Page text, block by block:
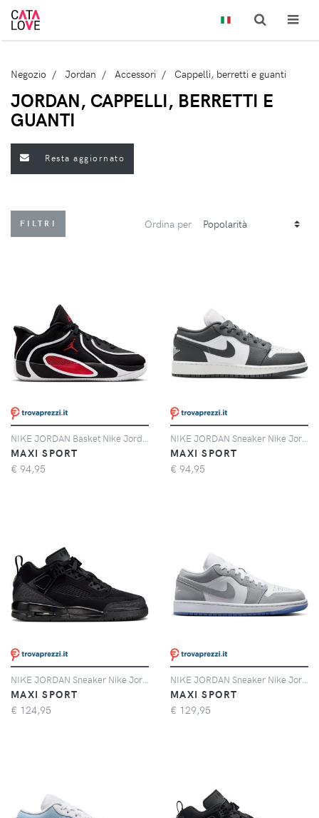
Negozio Jordan Accessori Cappelli, berretti e guanti
JORDAN, CAPPELLI, BERRETTI E
GUANTI
Resta aggiornato
FILTRI Ordina per
MAXI SPORT
€ 94,95
MAXI SPORT
€ 94,95
MAXI SPORT
€ 124,95
MAXI SPORT
€ 129,95